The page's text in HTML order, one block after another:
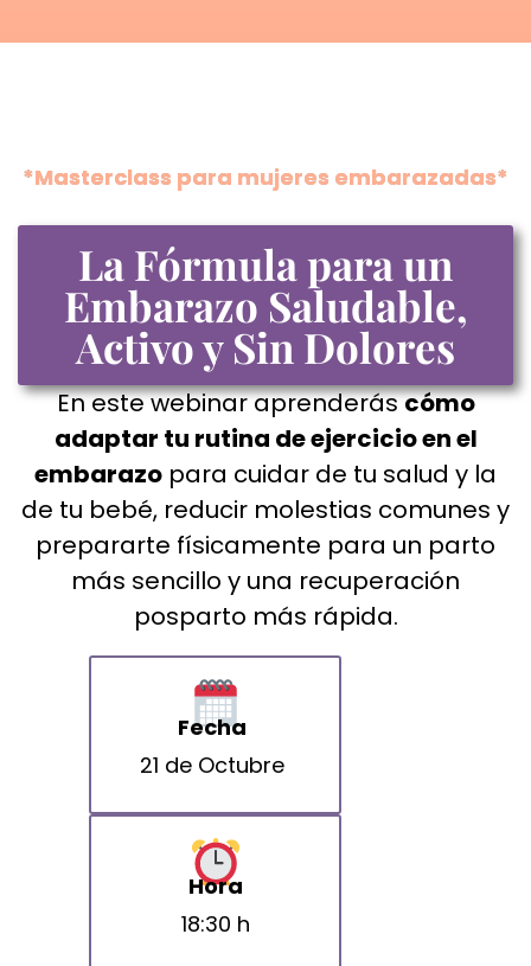
*Masterclass para mujeres embarazadas*
La Fórmula para un
Embarazo Saludable,
Activo y Sin Dolores
En este webinar aprenderáscómo
adaptar tu rutina de ejercicio en el
embarazo para cuidar de tu salud y la
de tu bebé, reducir molestias comunes y
prepararte físicamente para un parto
más sencillo y una recuperación
posparto más rápida.
Fecha
21 de Octubre
Hora
18:30 h